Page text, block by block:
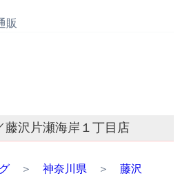
販
藤沢片瀬海岸１丁目店
＞ 神奈川県 ＞ 藤沢